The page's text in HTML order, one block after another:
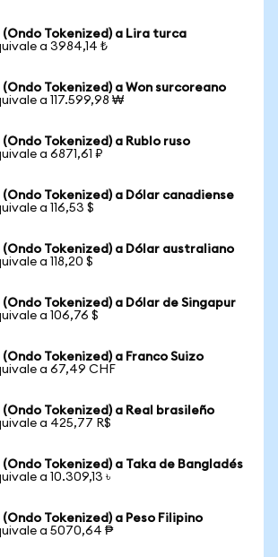
Tokenized) a Lira turca
a 3984,14 ₺
Tokenized) a Won surcoreano
a 117.599,98 ₩
Tokenized) a Rublo ruso
a 6871,61 ₽
Tokenized) a Dólar canadiense
a 116,53 $
(Ondo Tokenized) a Dólar australiano
a 118,20 $
Tokenized) a Dólar de Singapur
a 106,76 $
Tokenized) a Franco Suizo
a 67,49 CHF
Tokenized) a Real brasileño
a 425,77 R$
Tokenized) a Taka de Bangladés
a 10.309,13 ৳
Tokenized) a Peso Filipino
a 5070,64 ₱